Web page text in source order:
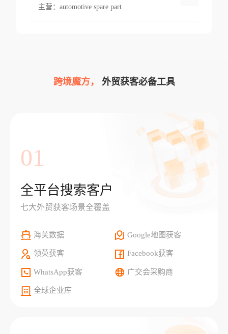
主营： automotive spare part
跨境魔方， 外贸获客必备工具
01
全平台搜索客户
七大外贸获客场景全覆盖
海关数据 Google地图获客
领英获客 Facebook获客
WhatsApp获客 广交会采购商
全球企业库